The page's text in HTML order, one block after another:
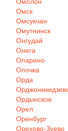
Омск
Омсукчан
Омутнинск
Онгудай
Онега
Опарино
Опочка
Орда
Ордынское
Орел
Оренбург
Орехово-Зуево